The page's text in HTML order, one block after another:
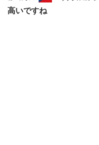
高いですね